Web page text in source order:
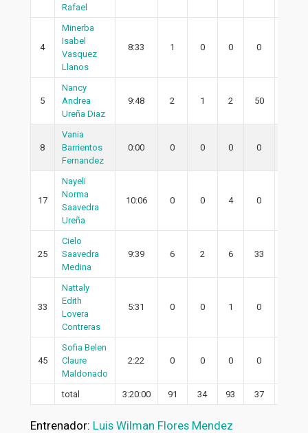
Rafael
4
Minerba
Isabel
Vasquez
Llanos
8:33 1 0 0 0
5
Nancy
Andrea
Ureña Diaz
9:48 2 1 2 50
8
Vania
Barrientos
Fernandez
0:00 0 0 0 0
17
Nayeli
Norma
Saavedra
Ureña
10:06 0 0 4 0
25
Cielo
Saavedra
Medina
9:39 6 2 6 33
33
Nattaly
Edith
Lovera
Contreras
5:31 0 0 1 0
45
Sofia Belen
Claure
Maldonado
2:22 0 0 0 0
total 3:20:00 91 34 93 37
Entrenador: Luis Wilman Flores Mendez